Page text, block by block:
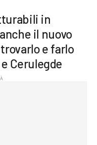
in
il nuovo
e farlo
Cerulegde